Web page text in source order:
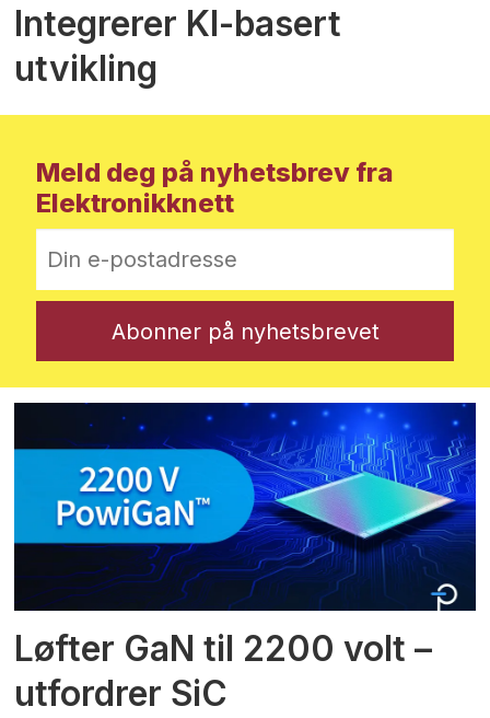
Integrerer KI-basert
utvikling
Meld deg på nyhetsbrev fra
Elektronikknett
Løfter GaN til 2200 volt –
utfordrer SiC